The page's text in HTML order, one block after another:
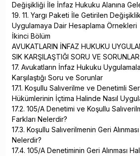
Değişikliği İle İnfaz Hukuku Alanına
19. 11. Yargı Paketi İle Getirilen
Uygulamaya Dair Hesaplama Örnekleri
İkinci Bölüm
AVUKATLARIN İNFAZ HUKUKU
SIK KARŞILAŞTIĞI SORU VE SORUNLAR
17. Avukatların İnfaz Hukuku
Karşılaştığı Soru ve Sorunlar
17.1. Koşullu Salıverilme ve Denetimli
Hükümlerinin İçtima Halinde Nasıl
17.2. 105/A Denetimi ve Koşullu
Farkları Nelerdir?
17.3. Koşullu Salıverilmenin Geri
Nelerdir?
17.4. 105/A Denetiminin Geri Alınması